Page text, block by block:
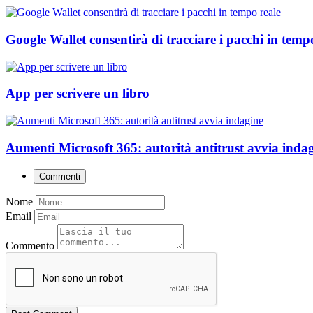
Google Wallet consentirà di tracciare i pacchi in
App per scrivere un libro
Aumenti Microsoft 365: autorità antitrust avvia
Commenti
Nome
Email
Commento